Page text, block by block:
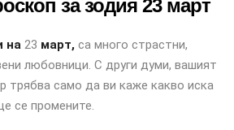
за зодия 23 март
на 23 март, са много страстни,
любовници. С други думи, вашият
трябва само да ви каже какво иска
се промените.